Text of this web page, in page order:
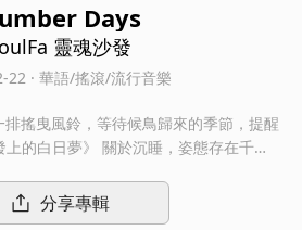
Days
靈魂沙發
22 · 華語/搖滾/流行音樂
排搖曳風鈴，等待候鳥歸來的季節，提醒
沉睡，姿態存在千百
，有沒有一種可能，是
知道自己是神智清醒？ 究竟是沉睡
分享專輯